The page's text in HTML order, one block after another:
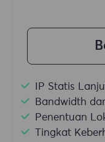
IP Statis
Bandwidth
Penentuan
Tingkat